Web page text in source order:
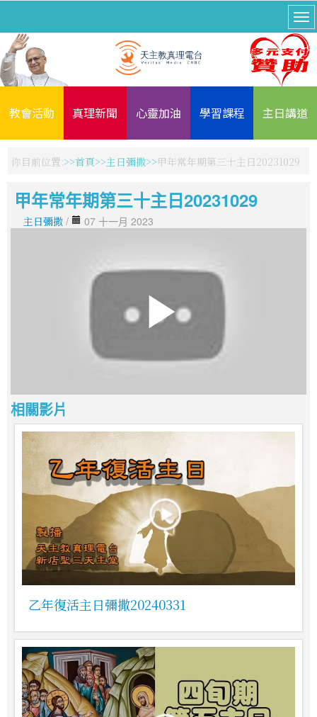
教會活動 真理新聞 心靈加油 學習課程 主日講道
你目前位置: 首頁 主日彌撒 甲年常年期第三十主日20231029
甲年常年期第三十主日20231029
主日彌撒 / 07 十一月 2023
相關影片
乙年復活主日彌撒20240331